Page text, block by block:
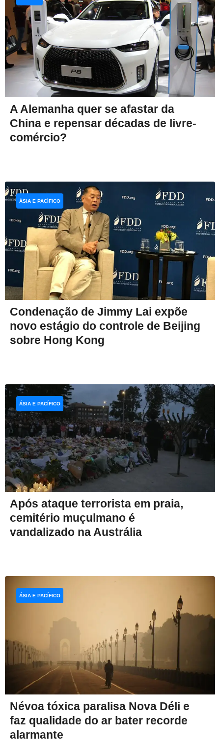
A Alemanha quer se afastar da
China e repensar décadas de livre-
comércio?
Condenação de Jimmy Lai expõe
novo estágio do controle de Beijing
sobre Hong Kong
ÁSIA E PACÍFICO
Após ataque terrorista em praia,
cemitério muçulmano é
vandalizado na Austrália
ÁSIA E PACÍFICO
Névoa tóxica paralisa Nova Déli e
faz qualidade do ar bater recorde
alarmante
ÁSIA E PACÍFICO